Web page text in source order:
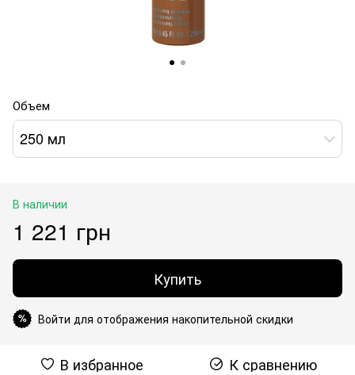
Объем
250 мл
В наличии
1 221 грн
Купить
% Войти для отображения накопительной скидки
В избранное К сравнению